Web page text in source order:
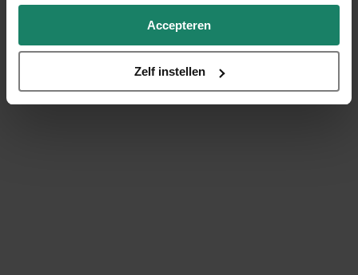
Accepteren
Zelf instellen